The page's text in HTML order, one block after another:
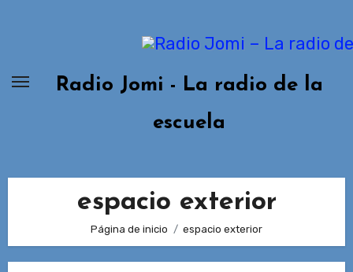
Radio Jomi - La radio de la
escuela
espacio exterior
Página de inicio espacio exterior